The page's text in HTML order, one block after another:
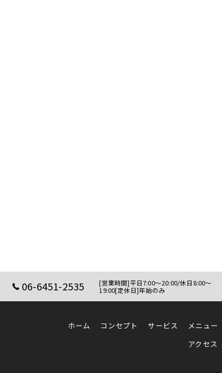
06-6451-2535 [営業時間]平日7:00～20:00/休日8:00～
19:00[定休日]年始のみ
ホーム コンセプト サービス メニュー
アクセス